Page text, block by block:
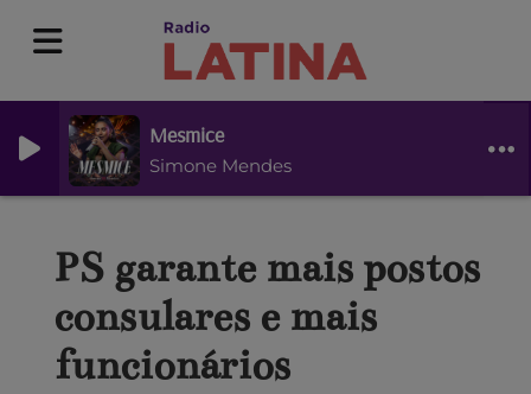
Mesmice
Simone Mendes
PS garante mais postos
consulares e mais
funcionários